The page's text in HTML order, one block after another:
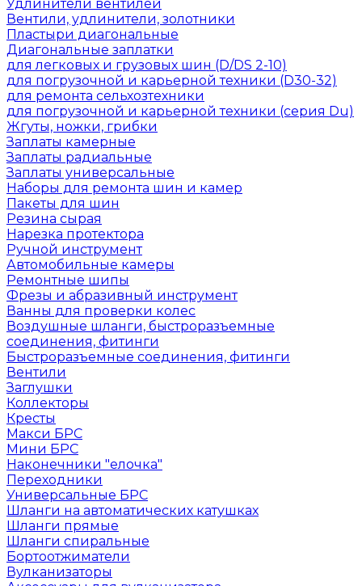
Удлинители вентилей
Вентили, удлинители, золотники
Пластыри диагональные
Диагональные заплатки
для легковых и грузовых шин (D/DS 2-10)
для погрузочной и карьерной техники (D30-32)
для ремонта сельхозтехники
для погрузочной и карьерной техники (серия Du)
Жгуты, ножки, грибки
Заплаты камерные
Заплаты радиальные
Заплаты универсальные
Наборы для ремонта шин и камер
Пакеты для шин
Резина сырая
Нарезка протектора
Ручной инструмент
Автомобильные камеры
Ремонтные шипы
Фрезы и абразивный инструмент
Ванны для проверки колес
Воздушные шланги, быстроразъемные
соединения, фитинги
Быстроразъемные соединения, фитинги
Вентили
Заглушки
Коллекторы
Кресты
Макси БРС
Мини БРС
Наконечники "елочка"
Переходники
Универсальные БРС
Шланги на автоматических катушках
Шланги прямые
Шланги спиральные
Бортоотжиматели
Вулканизаторы